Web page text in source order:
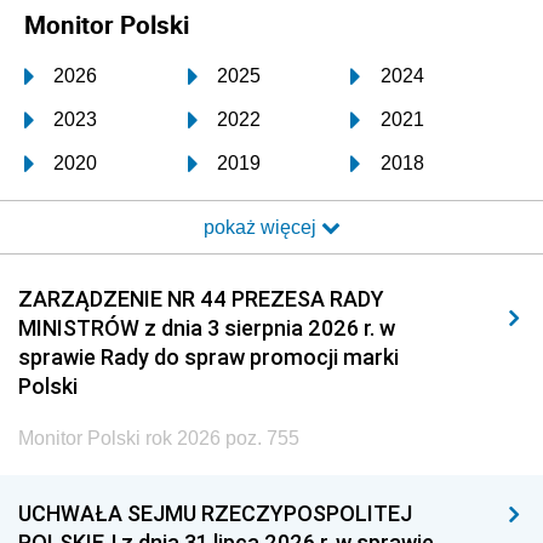
Monitor Polski
2026 2025 2024
2023 2022 2021
2020 2019 2018
2017 2016 2015
2014 2013 2012
2011 2010 2009
2008 2007 2006
2005
1996 1995 1994
pokaż więcej
ZARZĄDZENIE NR 44 PREZESA RADY
MINISTRÓW z dnia 3 sierpnia 2026 r. w
sprawie Rady do spraw promocji marki
Polski
Monitor Polski rok 2026 poz. 755
UCHWAŁA SEJMU RZECZYPOSPOLITEJ